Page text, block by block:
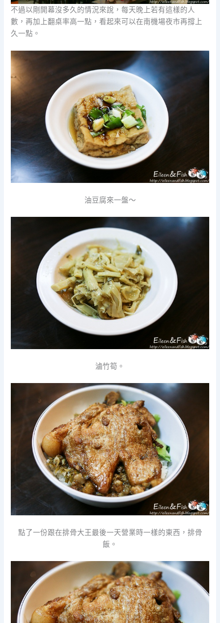
不過以剛開幕沒多久的情況來說，每天晚上若有這樣的人
數，再加上翻桌率高一點，看起來可以在南機場夜市再撐上
久一點。
油豆腐來一盤～
滷竹筍。
點了一份跟在排骨大王最後一天營業時一樣的東西，排骨
飯。